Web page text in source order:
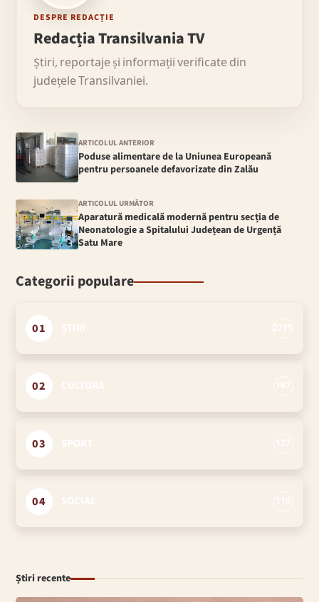
DESPRE REDACȚIE
Redacția Transilvania TV
Știri, reportaje și informații verificate din
județele Transilvaniei.
ARTICOLUL ANTERIOR
Poduse alimentare de la Uniunea Europeană
pentru persoanele defavorizate din Zalău
ARTICOLUL URMĂTOR
Aparatură medicală modernă pentru secția de
Neonatologie a Spitalului Județean de Urgență
Satu Mare
Categorii populare
01
02
03
04
Știri recente